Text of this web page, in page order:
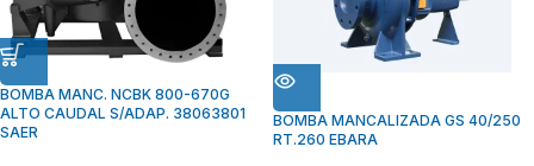
BOMBA MANC. NCBK 800-670G
ALTO CAUDAL S/ADAP. 38063801
SAER
BOMBA MANCALIZADA GS 40/250
RT.260 EBARA